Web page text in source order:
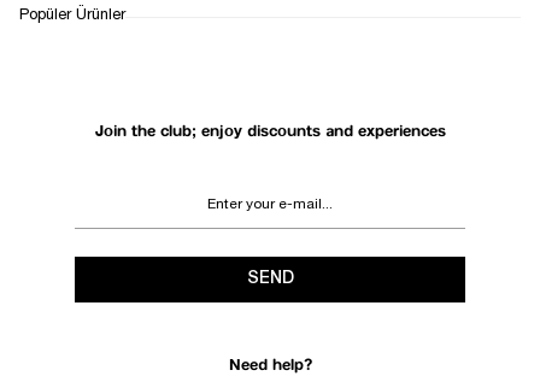
RETURN AND EXCHANGE
Join the club; enjoy discounts and experiences
SEND
Need help?
Popüler Ürünler